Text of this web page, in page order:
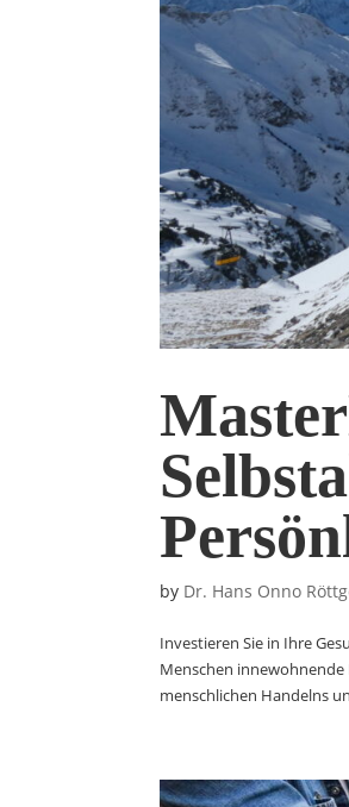
by Dr. Hans Onno
Investieren Sie in Ihre
Menschen
menschlichen Handelns